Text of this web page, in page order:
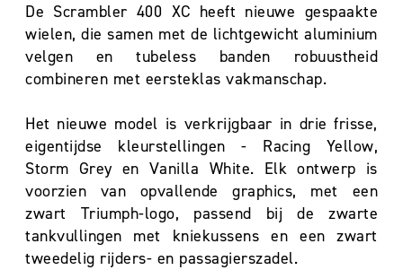
De Scrambler 400 XC heeft nieuwe gespaakte
wielen, die samen met de lichtgewicht aluminium
velgen en tubeless banden robuustheid
combineren met eersteklas vakmanschap.
Het nieuwe model is verkrijgbaar in drie frisse,
eigentijdse kleurstellingen - Racing Yellow,
Storm Grey en Vanilla White. Elk ontwerp is
voorzien van opvallende graphics, met een
zwart Triumph-logo, passend bij de zwarte
tankvullingen met kniekussens en een zwart
tweedelig rijders- en passagierszadel.